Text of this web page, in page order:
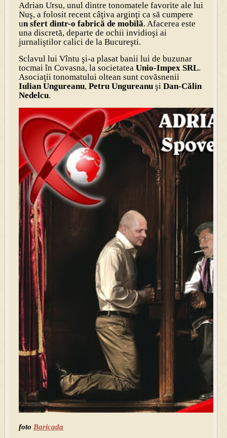
Adrian Ursu, unul dintre tonomatele favorite ale lui
Nuş, a folosit recent câţiva arginţi ca să cumpere
un sfert dintr-o fabrică de mobilă. Afacerea este
una discretă, departe de ochii invidioşi ai
jurnaliştilor calici de la Bucureşti.
Sclavul lui Vîntu şi-a plasat banii lui de buzunar
tocmai în Covasna, la societatea Unio-Impex SRL.
Asociaţii tonomatului oltean sunt covăsnenii
Iulian Ungureanu, Petru Ungureanuşi Dan-Călin
Nedelcu.
foto Baricada